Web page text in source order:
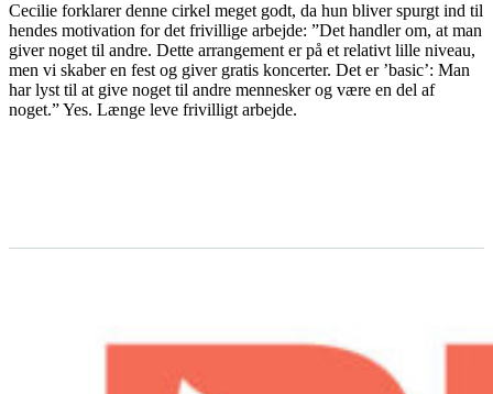
Cecilie forklarer denne cirkel meget godt, da hun bliver spurgt ind til
hendes motivation for det frivillige arbejde: ”Det handler om, at man
giver noget til andre. Dette arrangement er på et relativt lille niveau,
men vi skaber en fest og giver gratis koncerter. Det er ’basic’: Man
har lyst til at give noget til andre mennesker og være en del af
noget.” Yes. Længe leve frivilligt arbejde.